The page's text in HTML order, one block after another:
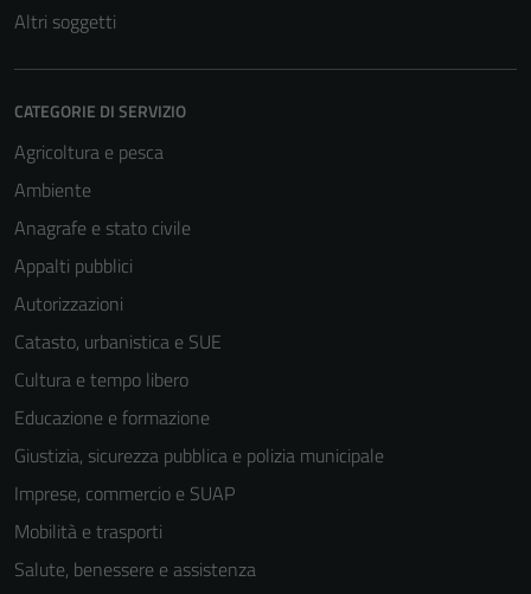
Altri soggetti
CATEGORIE DI SERVIZIO
Agricoltura e pesca
Ambiente
Anagrafe e stato civile
Appalti pubblici
Autorizzazioni
Catasto, urbanistica e SUE
Cultura e tempo libero
Educazione e formazione
Giustizia, sicurezza pubblica e polizia municipale
Imprese, commercio e SUAP
Mobilità e trasporti
Salute, benessere e assistenza